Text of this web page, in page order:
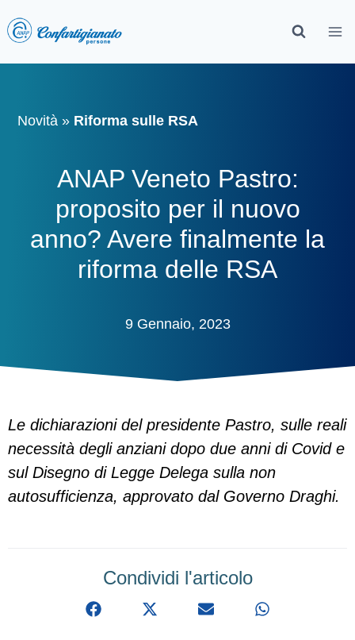
Novità » Riforma sulle RSA
ANAP Veneto Pastro:
proposito per il nuovo
anno? Avere finalmente la
riforma delle RSA
9 Gennaio, 2023
Le dichiarazioni del presidente Pastro, sulle reali
necessità degli anziani dopo due anni di Covid e
sul Disegno di Legge Delega sulla non
autosufficienza, approvato dal Governo Draghi.
Condividi l'articolo